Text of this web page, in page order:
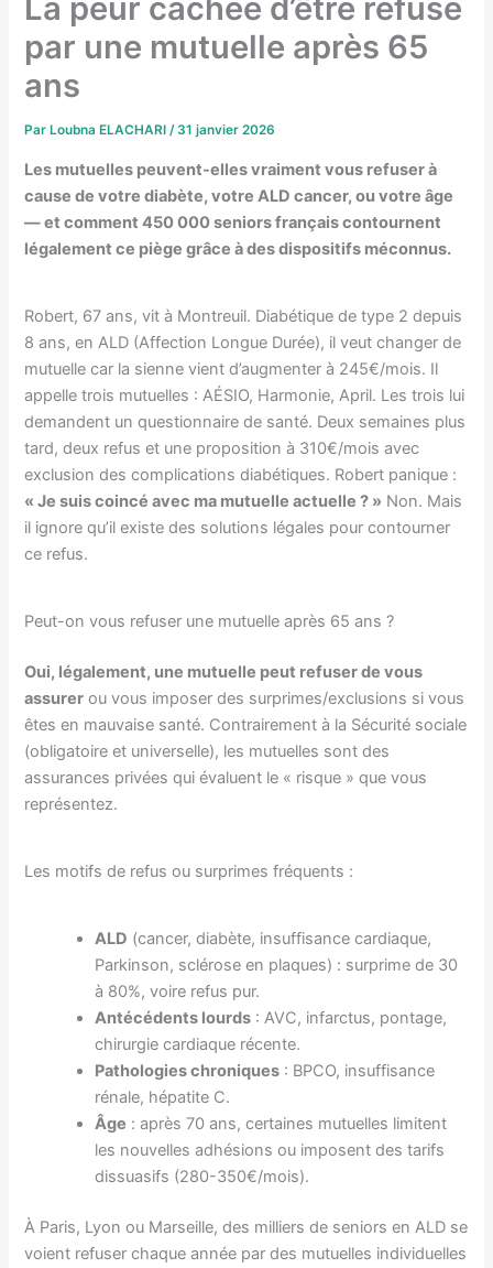
La peur cachée d’être refusé
par une mutuelle après 65
ans
Par Loubna ELACHARI/ 31 janvier 2026
Les mutuelles peuvent-elles vraiment vous refuser à
cause de votre diabète, votre ALD cancer, ou votre âge
— et comment 450 000 seniors français contournent
légalement ce piège grâce à des dispositifs méconnus.
Robert, 67 ans, vit à Montreuil. Diabétique de type 2 depuis
8 ans, en ALD (Affection Longue Durée), il veut changer de
mutuelle car la sienne vient d’augmenter à 245€/mois. Il
appelle trois mutuelles : AÉSIO, Harmonie, April. Les trois lui
demandent un questionnaire de santé. Deux semaines plus
tard, deux refus et une proposition à 310€/mois avec
exclusion des complications diabétiques. Robert panique :
« Je suis coincé avec ma mutuelle actuelle ? » Non. Mais
il ignore qu’il existe des solutions légales pour contourner
ce refus.
Peut-on vous refuser une mutuelle après 65 ans ?
Oui, légalement, une mutuelle peut refuser de vous
assurer ou vous imposer des surprimes/exclusions si vous
êtes en mauvaise santé. Contrairement à la Sécurité sociale
(obligatoire et universelle), les mutuelles sont des
assurances privées qui évaluent le « risque » que vous
représentez.
Les motifs de refus ou surprimes fréquents :
ALD (cancer, diabète, insuffisance cardiaque,
Parkinson, sclérose en plaques) : surprime de 30
à 80%, voire refus pur.
Antécédents lourds : AVC, infarctus, pontage,
chirurgie cardiaque récente.
Pathologies chroniques : BPCO, insuffisance
rénale, hépatite C.
Âge : après 70 ans, certaines mutuelles limitent
les nouvelles adhésions ou imposent des tarifs
dissuasifs (280-350€/mois).
À Paris, Lyon ou Marseille, des milliers de seniors en ALD se
voient refuser chaque année par des mutuelles individuelles